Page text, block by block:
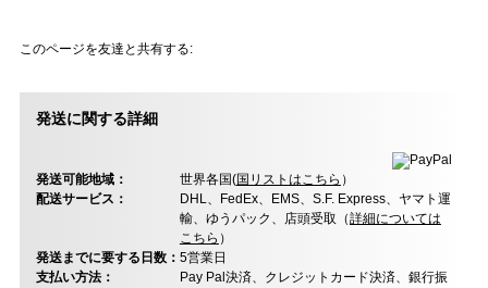
このページを友達と共有する:
発送に関する詳細
発送可能地域： 世界各国(国リストはこちら ）
配送サービス：
DHL、FedEx、EMS、S.F. Express、ヤマト運
輸、ゆうパック、店頭受取（詳細については
こちら ）
発送までに要する日数： 5営業日
支払い方法：
Pay Pal決済、クレジットカード決済、銀行振